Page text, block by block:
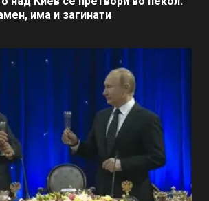
има и загинати